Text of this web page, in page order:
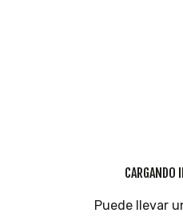
CARGANDO
Puede llevar